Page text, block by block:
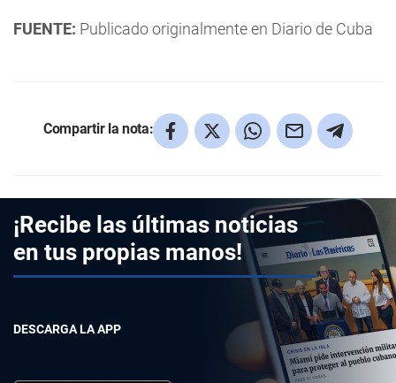
FUENTE: Publicado originalmente en Diario de Cuba
Compartir la nota:
¡Recibe las últimas noticias
en tus propias manos!
DESCARGA LA APP